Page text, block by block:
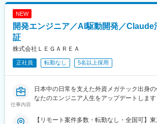
NEW
開発エンジニア／AI駆動開発／Claude
証
株式会社ＬＥＧＡＲＥＡ
正社員 転勤なし 5名以上採用
仕事内容
日本中の日常を支えた外資メガテック出身
なたのエンジニア人生をアップデートします
【リモート案件多数・転勤なし・全国可】